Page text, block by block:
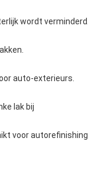
wordt verminderd.
auto-exterieurs.
lak bij
voor autorefinishing.